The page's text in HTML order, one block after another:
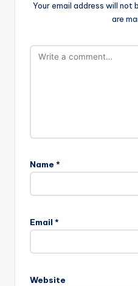
Your email address will not
are
Name *
Email *
Website